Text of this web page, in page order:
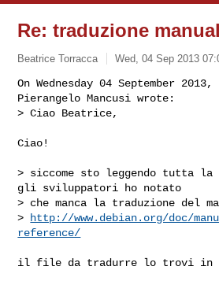
Re: traduzione
Beatrice Torracca Wed, 04 Sep 2013
On Wednesday 04 September
Pierangelo Mancusi wrote:
> Ciao Beatrice,
Ciao!
> siccome sto leggendo tutta la
gli sviluppatori ho notato
> che manca la traduzione del
>
http://www.debian.org/doc/
reference/
il file da tradurre lo trovi in